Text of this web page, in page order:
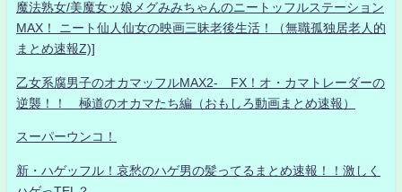
魔法熟女/美魔女ッ娘メグみみちゃんのニートッフルステーション
MAX！ ニート仙人仙女の映画三昧老後生活！（無職孤独居老人的
まとめ速報Z)]
乙女系腐男子のオカマッフルMAX2- FX！オ・カマトレーダーの
逆襲！！ 極道のオカマたち編（おもしろ動画まとめ速報）
スーパーウンコ！
新・ハゲッフル！哀愁のハゲ男の髪ってるまとめ速報！！激しく